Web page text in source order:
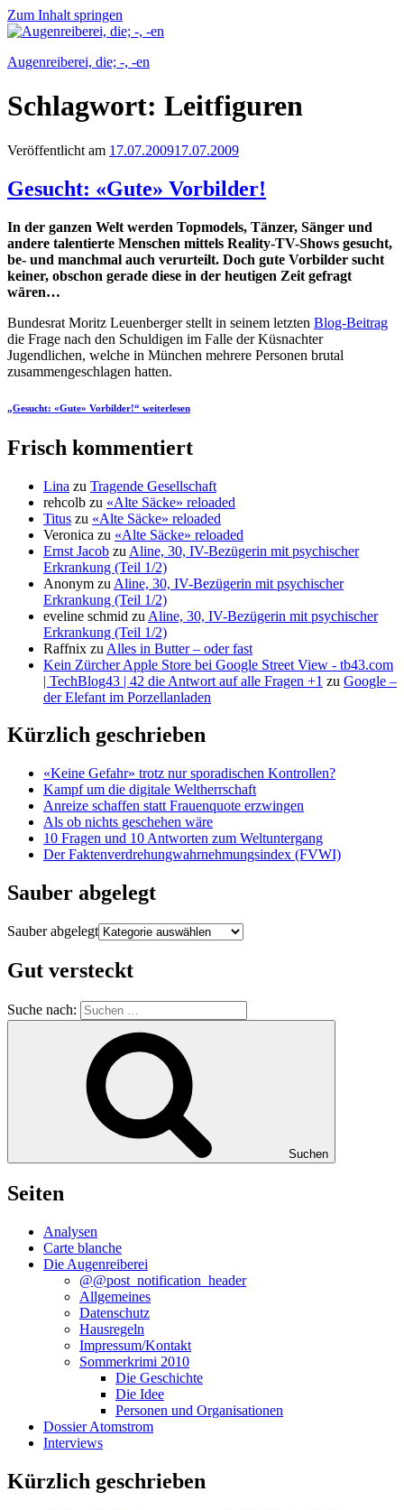
Zum Inhalt springen
Augenreiberei, die; -, -en
Schlagwort: Leitfiguren
Veröffentlicht am 17.07.200917.07.2009
Gesucht: «Gute» Vorbilder!
In der ganzen Welt werden Topmodels, Tänzer, Sänger und
andere talentierte Menschen mittels Reality-TV-Shows gesucht,
be- und manchmal auch verurteilt. Doch gute Vorbilder sucht
keiner, obschon gerade diese in der heutigen Zeit gefragt
wären…
Bundesrat Moritz Leuenberger stellt in seinem letzten Blog-Beitrag
die Frage nach den Schuldigen im Falle der Küsnachter
Jugendlichen, welche in München mehrere Personen brutal
zusammengeschlagen hatten.
„Gesucht: «Gute» Vorbilder!“ weiterlesen
Frisch kommentiert
Lina zu Tragende Gesellschaft
rehcolb zu «Alte Säcke» reloaded
Titus zu «Alte Säcke» reloaded
Veronica zu «Alte Säcke» reloaded
Ernst Jacob zu Aline, 30, IV-Bezügerin mit psychischer
Erkrankung (Teil 1/2)
Anonym zu Aline, 30, IV-Bezügerin mit psychischer
Erkrankung (Teil 1/2)
eveline schmid zu Aline, 30, IV-Bezügerin mit psychischer
Erkrankung (Teil 1/2)
Raffnix zu Alles in Butter – oder fast
Kein Zürcher Apple Store bei Google Street View - tb43.com
| TechBlog43 | 42 die Antwort auf alle Fragen +1 zu Google –
der Elefant im Porzellanladen
Kürzlich geschrieben
«Keine Gefahr» trotz nur sporadischen Kontrollen?
Kampf um die digitale Weltherrschaft
Anreize schaffen statt Frauenquote erzwingen
Als ob nichts geschehen wäre
10 Fragen und 10 Antworten zum Weltuntergang
Der Faktenverdrehungwahrnehmungsindex (FVWI)
Sauber abgelegt
Sauber abgelegt
Gut versteckt
Suche nach:
Suchen
Seiten
Analysen
Carte blanche
Die Augenreiberei
@@post_notification_header
Allgemeines
Datenschutz
Hausregeln
Impressum/Kontakt
Sommerkrimi 2010
Die Geschichte
Die Idee
Personen und Organisationen
Dossier Atomstrom
Interviews
Kürzlich geschrieben